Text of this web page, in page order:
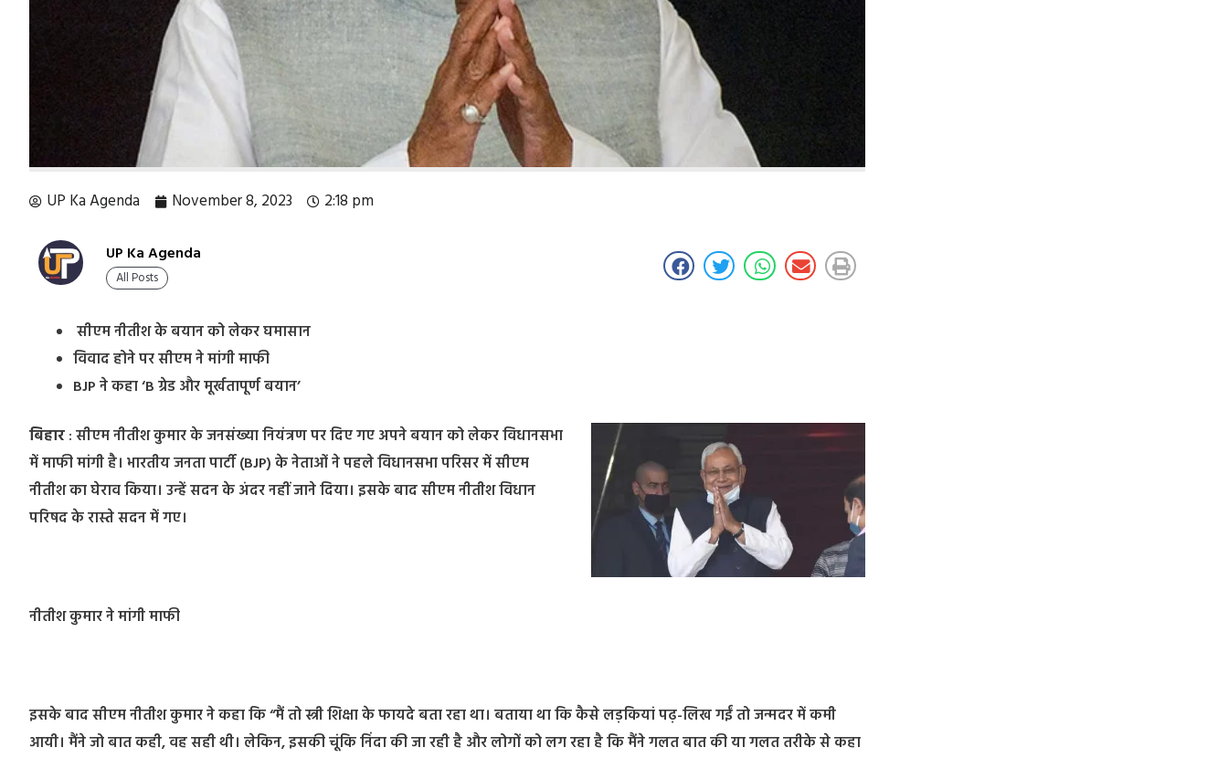
UP Ka Agenda November 8, 2023 2:18 pm
UP Ka Agenda
All Posts
सीएम नीतीश के बयान को लेकर घमासान
विवाद होने पर सीएम ने मांगी माफी
BJP ने कहा ‘B ग्रेड और मूर्खतापूर्ण बयान’
बिहार: सीएम नीतीश कुमार के जनसंख्या नियंत्रण पर दिए गए अपने बयान को लेकर विधानसभा
में माफी मांगी है। भारतीय जनता पार्टी (BJP) के नेताओं ने पहले विधानसभा परिसर में सीएम
नीतीश का घेराव किया। उन्हें सदन के अंदर नहीं जाने दिया। इसके बाद सीएम नीतीश विधान
परिषद के रास्ते सदन में गए।
नीतीश कुमार ने मांगी माफी
इसके बाद सीएम नीतीश कुमार ने कहा कि “मैं तो स्त्री शिक्षा के फायदे बता रहा था। बताया था कि कैसे लड़कियां पढ़-लिख गईं तो जन्मदर में कमी
आयी। मैंने जो बात कही, वह सही थी। लेकिन, इसकी चूंकि निंदा की जा रही है और लोगों को लग रहा है कि मैंने गलत बात की या गलत तरीके से कहा